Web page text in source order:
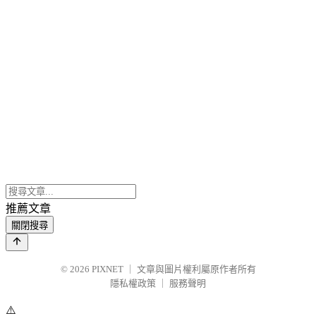
推薦文章
關閉搜尋
© 2026 PIXNET
文章與圖片權利屬原作者所有
隱私權政策
服務聲明
⚠️